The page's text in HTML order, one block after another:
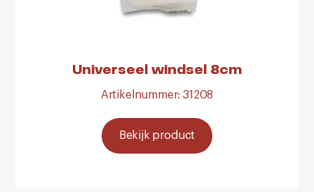
Universeel windsel 8cm
Artikelnummer: 31208
Bekijk product